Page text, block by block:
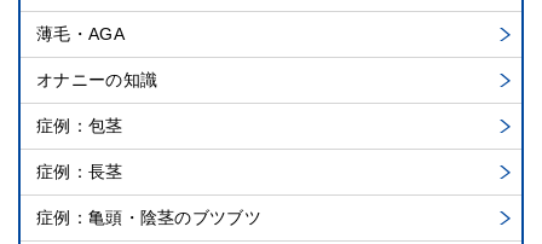
薄毛・AGA
オナニーの知識
症例：包茎
症例：長茎
症例：亀頭・陰茎のブツブツ